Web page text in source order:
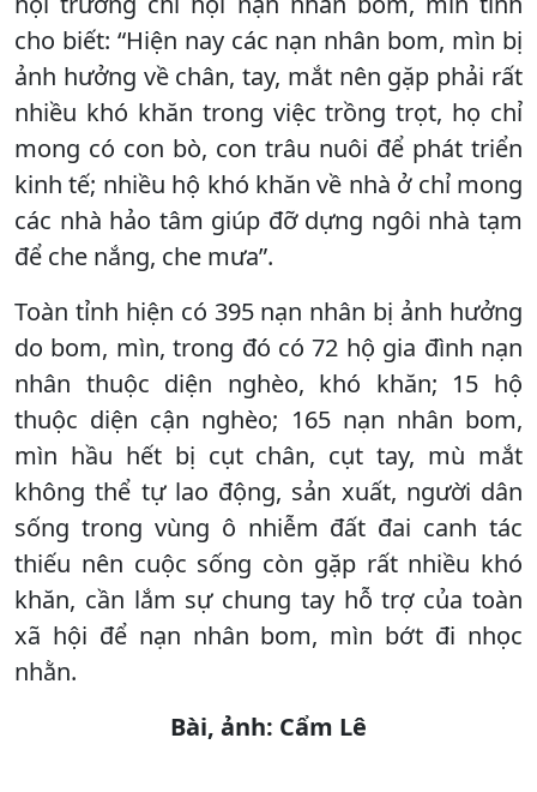
cho biết: “Hiện nay các nạn nhân bom, mìn bị
ảnh hưởng về chân, tay, mắt nên gặp phải rất
nhiều khó khăn trong việc trồng trọt, họ chỉ
mong có con bò, con trâu nuôi để phát triển
kinh tế; nhiều hộ khó khăn về nhà ở chỉ mong
các nhà hảo tâm giúp đỡ dựng ngôi nhà tạm
để che nắng, che mưa”.
Toàn tỉnh hiện có 395 nạn nhân bị ảnh hưởng
do bom, mìn, trong đó có 72 hộ gia đình nạn
nhân thuộc diện nghèo, khó khăn; 15 hộ
thuộc diện cận nghèo; 165 nạn nhân bom,
mìn hầu hết bị cụt chân, cụt tay, mù mắt
không thể tự lao động, sản xuất, người dân
sống trong vùng ô nhiễm đất đai canh tác
thiếu nên cuộc sống còn gặp rất nhiều khó
khăn, cần lắm sự chung tay hỗ trợ của toàn
xã hội để nạn nhân bom, mìn bớt đi nhọc
nhằn.
Bài, ảnh: Cẩm Lê